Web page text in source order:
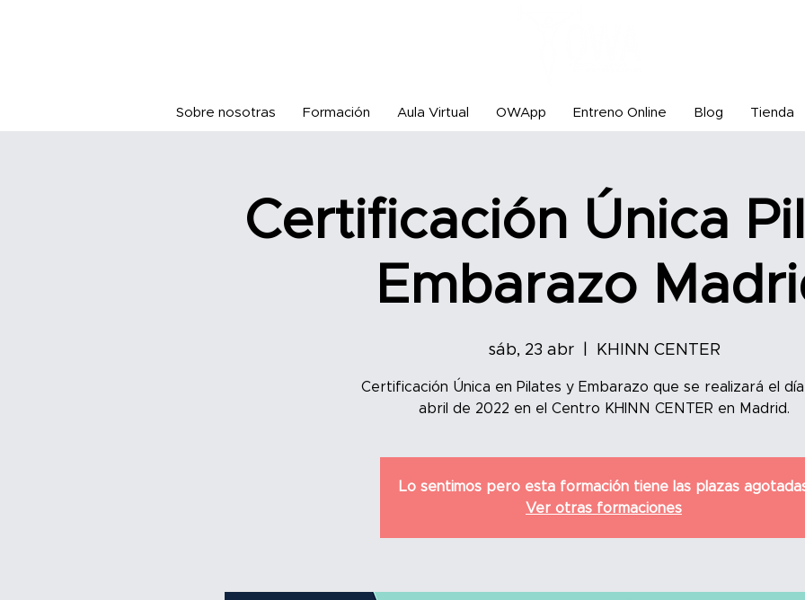
Sobre nosotras Formación Aula Virtual OWApp Entreno Online Blog Tienda
Certificación Única
Embarazo
sáb, 23 abr
  |
KHINN CENTER
Certificación Única en Pilates y Embarazo que se realizará el
abril de 2022 en el Centro KHINN CENTER en Madrid.
Lo sentimos pero esta formación tiene las plazas
Ver otras formaciones